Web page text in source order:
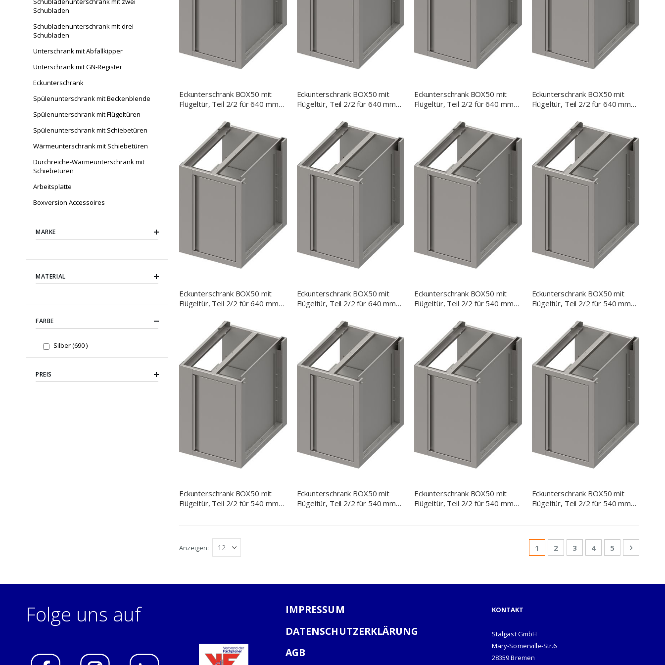
Eckunterschrank BOX50 mit
Flügeltür, Teil 2/2 für 640 mm
Eckunterschrank BOX50 mit
Flügeltür, Teil 2/2 für 640 mm
Eckunterschrank BOX50 mit
Flügeltür, Teil 2/2 für 640 mm
Eckunterschrank BOX50 mit
Flügeltür, Teil 2/2 für 640 mm
Eckunterschrank BOX50 mit
Flügeltür, Teil 2/2 für 640 mm
Eckunterschrank BOX50 mit
Flügeltür, Teil 2/2 für 640 mm
Eckunterschrank BOX50 mit
Flügeltür, Teil 2/2 für 540 mm
Eckunterschrank BOX50 mit
Flügeltür, Teil 2/2 für 540 mm
Eckunterschrank BOX50 mit
Flügeltür, Teil 2/2 für 540 mm
Eckunterschrank BOX50 mit
Flügeltür, Teil 2/2 für 540 mm
Eckunterschrank BOX50 mit
Flügeltür, Teil 2/2 für 540 mm
Eckunterschrank BOX50 mit
Flügeltür, Teil 2/2 für 540 mm
Sie lesen gerade Seite
1 Seite
2 Seite
3 Seite
4 Seite
5 Seite
Weiter
Anzeigen
Schubladen
Schubladenunterschrank mit drei
Schubladen
Unterschrank mit Abfallkipper
Unterschrank mit GN-Register
Eckunterschrank
Spülenunterschrank mit Beckenblende
Spülenunterschrank mit Flügeltüren
Spülenunterschrank mit Schiebetüren
Wärmeunterschrank mit Schiebetüren
Durchreiche-Wärmeunterschrank mit
Schiebetüren
Arbeitsplatte
Boxversion Accessoires
MARKE
MATERIAL
FARBE
Silber 690items
PREIS
Folge uns auf
IMPRESSUM
DATENSCHUTZERKLÄRUNG
AGB
KONTAKT
Stalgast GmbH
Mary-Somerville-Str.6
28359 Bremen